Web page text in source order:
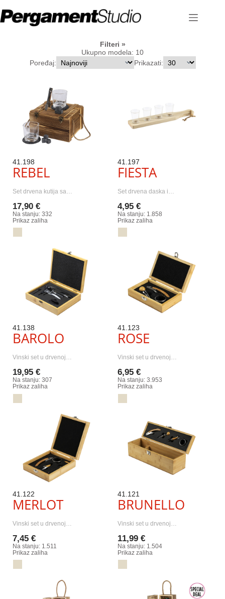
to
content
Filteri
Ukupno modela: 10
Poređaj:
Prikazati:
41.198
REBEL
Set drvena kutija sa…
17,90 €
Na stanju: 332
Prikaz zaliha
41.197
FIESTA
Set drvena daska i…
4,95 €
Na stanju: 1.858
Prikaz zaliha
41.138
BAROLO
Vinski set u drvenoj…
19,95 €
Na stanju: 307
Prikaz zaliha
41.123
ROSE
Vinski set u drvenoj…
6,95 €
Na stanju: 3.953
Prikaz zaliha
41.122
MERLOT
Vinski set u drvenoj…
7,45 €
Na stanju: 1.511
Prikaz zaliha
41.121
BRUNELLO
Vinski set u drvenoj…
11,99 €
Na stanju: 1.504
Prikaz zaliha